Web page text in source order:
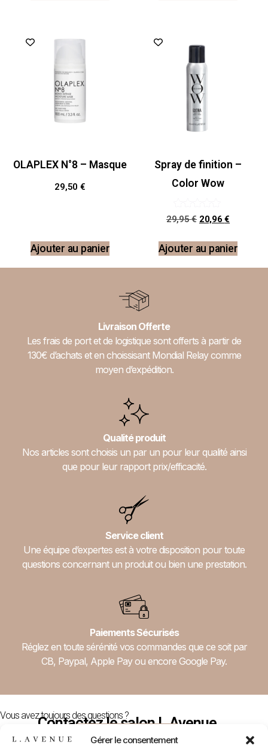
Gérer le consentement
OLAPLEX N°8 – Masque
29,50 €
Ajouter au panier
Spray de finition –
Color Wow
Note
5.00
29,95€ 20,96€
Ajouter au panier
Livraison Offerte
Les frais de port et de logistique sont offerts à partir de
130€ d’achats et en choissisant Mondial Relay comme
moyen d’expédition.
Qualité produit
Nos articles sont choisis un par un pour leur qualité ainsi
que pour leur rapport prix/efficacité.
Service client
Une équipe d’expertes est à votre disposition pour toute
questions concernant un produit ou bien une prestation.
Paiements Sécurisés
Réglez en toute sérénité vos commandes que ce soit par
CB, Paypal, Apple Pay ou encore Google Pay.
Vous avez toujours des questions ?
Contactez le salon L.Avenue
Nous Contacter